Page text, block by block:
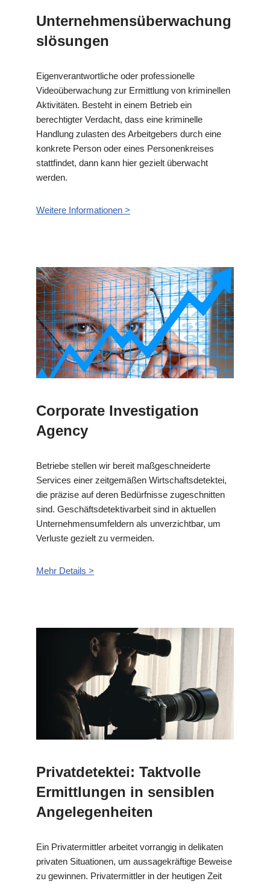
Unternehmensüberwachung
slösungen
Eigenverantwortliche oder professionelle
Videoüberwachung zur Ermittlung von kriminellen
Aktivitäten. Besteht in einem Betrieb ein
berechtigter Verdacht, dass eine kriminelle
Handlung zulasten des Arbeitgebers durch eine
konkrete Person oder eines Personenkreises
stattfindet, dann kann hier gezielt überwacht
werden.
Weitere Informationen >
Corporate Investigation
Agency
Betriebe stellen wir bereit maßgeschneiderte
Services einer zeitgemäßen Wirtschaftsdetektei,
die präzise auf deren Bedürfnisse zugeschnitten
sind. Geschäftsdetektivarbeit sind in aktuellen
Unternehmensumfeldern als unverzichtbar, um
Verluste gezielt zu vermeiden.
Mehr Details >
Privatdetektei: Taktvolle
Ermittlungen in sensiblen
Angelegenheiten
Ein Privatermittler arbeitet vorrangig in delikaten
privaten Situationen, um aussagekräftige Beweise
zu gewinnen. Privatermittler in der heutigen Zeit